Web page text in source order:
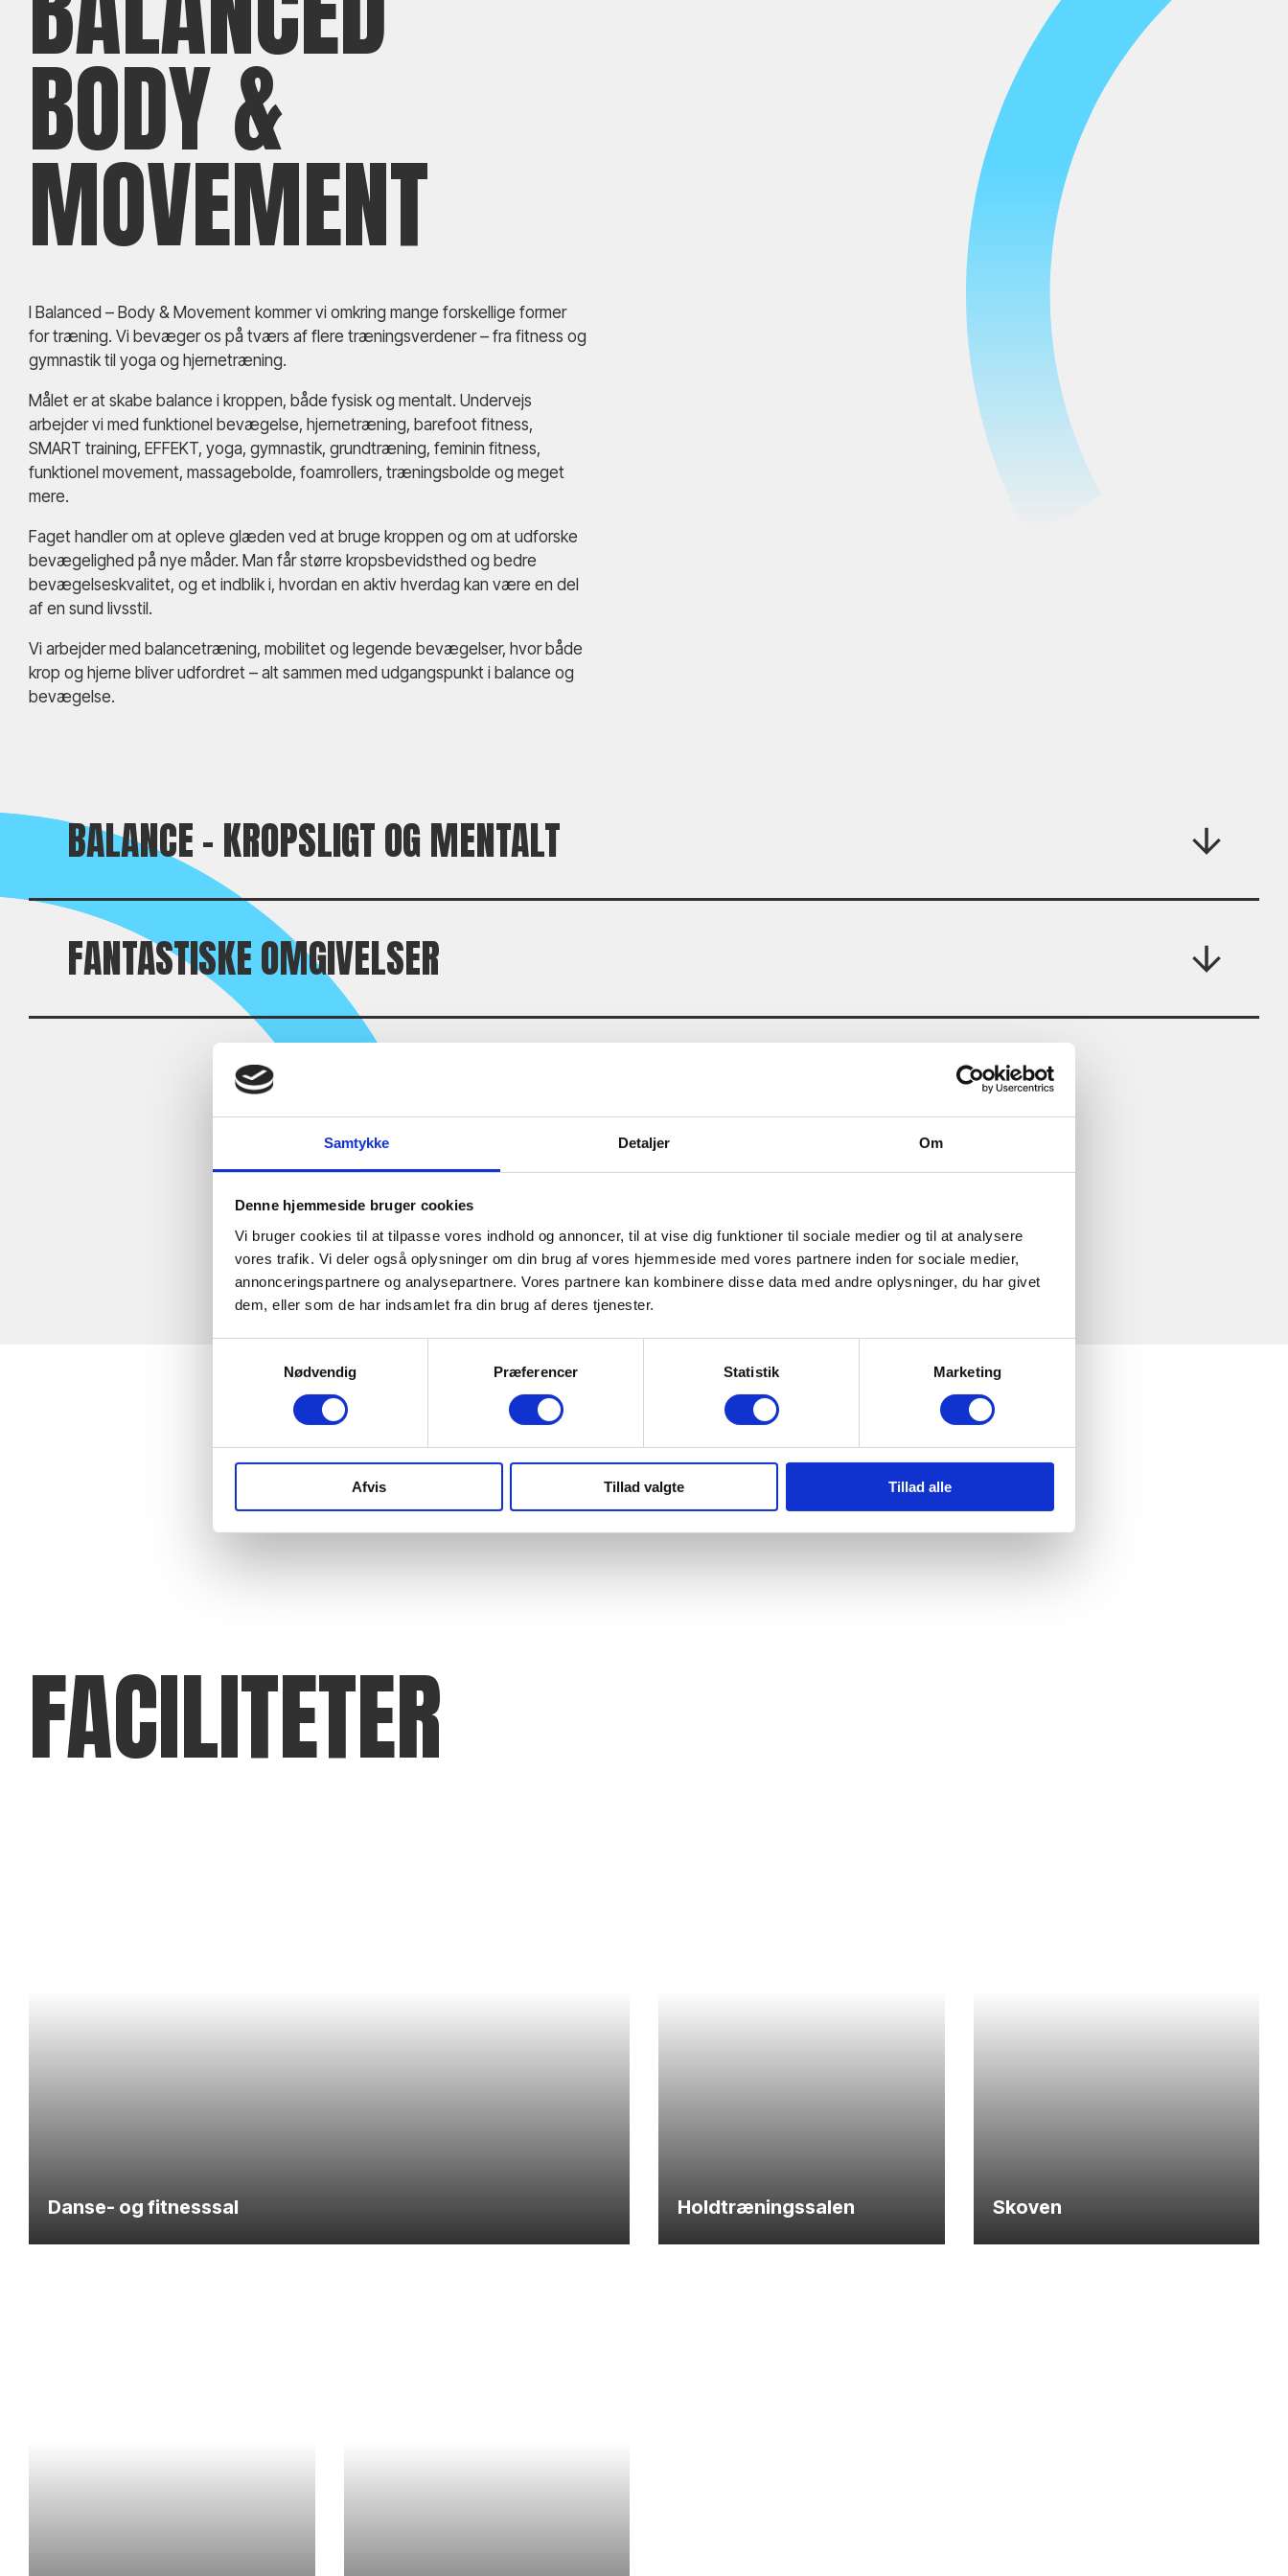
Samtykke Detaljer Om
Denne hjemmeside bruger cookies
Vi bruger cookies til at tilpasse vores indhold og annoncer, til at vise dig funktioner til sociale medier og til at analysere
vores trafik. Vi deler også oplysninger om din brug af vores hjemmeside med vores partnere inden for sociale medier,
annonceringspartnere og analysepartnere. Vores partnere kan kombinere disse data med andre oplysninger, du har givet
dem, eller som de har indsamlet fra din brug af deres tjenester.
Nødvendig
Præferencer Statistik Marketing
Afvis Tillad valgte Tillad alle
BODY &
MOVEMENT
I Balanced – Body & Movement kommer vi omkring mange forskellige former
for træning. Vi bevæger os på tværs af flere træningsverdener – fra fitness og
gymnastik til yoga og hjernetræning.
Målet er at skabe balance i kroppen, både fysisk og mentalt. Undervejs
arbejder vi med funktionel bevægelse, hjernetræning, barefoot fitness,
SMART training, EFFEKT, yoga, gymnastik, grundtræning, feminin fitness,
funktionel movement, massagebolde, foamrollers, træningsbolde og meget
mere.
Faget handler om at opleve glæden ved at bruge kroppen og om at udforske
bevægelighed på nye måder. Man får større kropsbevidsthed og bedre
bevægelseskvalitet, og et indblik i, hvordan en aktiv hverdag kan være en del
af en sund livsstil.
Vi arbejder med balancetræning, mobilitet og legende bevægelser, hvor både
krop og hjerne bliver udfordret – alt sammen med udgangspunkt i balance og
bevægelse.
BALANCE - KROPSLIGT OG MENTALT
FANTASTISKE OMGIVELSER
FACILITETER
Danse- og fitnesssal Holdtræningssalen Skoven